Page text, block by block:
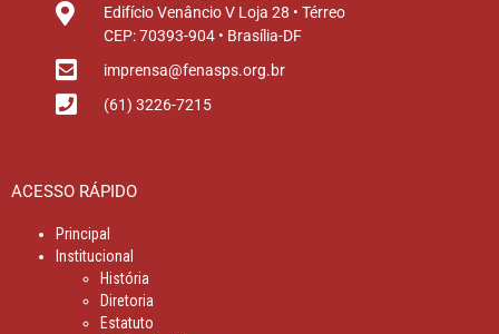
Edifício Venâncio V Loja 28 • Térreo
CEP: 70393-904 • Brasília-DF
imprensa@fenasps.org.br
(61) 3226-7215
ACESSO RÁPIDO
Principal
Institucional
História
Diretoria
Estatuto